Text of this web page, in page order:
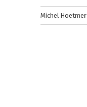
Michel Hoetmer